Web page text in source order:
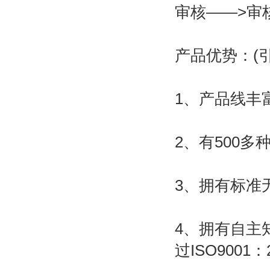
审核——>审
产品优势：(
1、产品线丰
2、有500多
3、拥有标准
4、拥有自主
过ISO9001